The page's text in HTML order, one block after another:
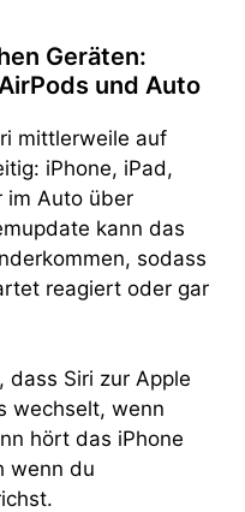
Geräten:
und Auto
mittlerweile auf
iPhone, iPad,
im Auto über
kann das
sodass
reagiert oder gar
dass Siri zur Apple
wechselt, wenn
hört das iPhone
wenn du